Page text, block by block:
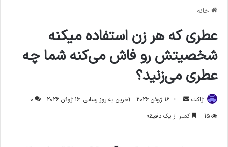
خانه
عطری که هر زن استفاده میکنه
شخصیتش رو فاش می‌کنه شما چه
عطری می‌زنید؟
ژاکت
ارسال
ایمیل
16 ژوئن 2026 آخرین به روز رسانی: 16 ژوئن 2026
0
15
کمتر از یک دقیقه